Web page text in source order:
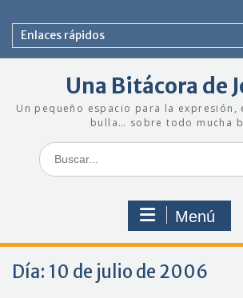
contenido
Enlaces rápidos
Una Bitácora de
Un pequeño espacio para la expresión,
bulla… sobre todo mucha
Buscar:
Menú
Día: 10 de julio de 2006